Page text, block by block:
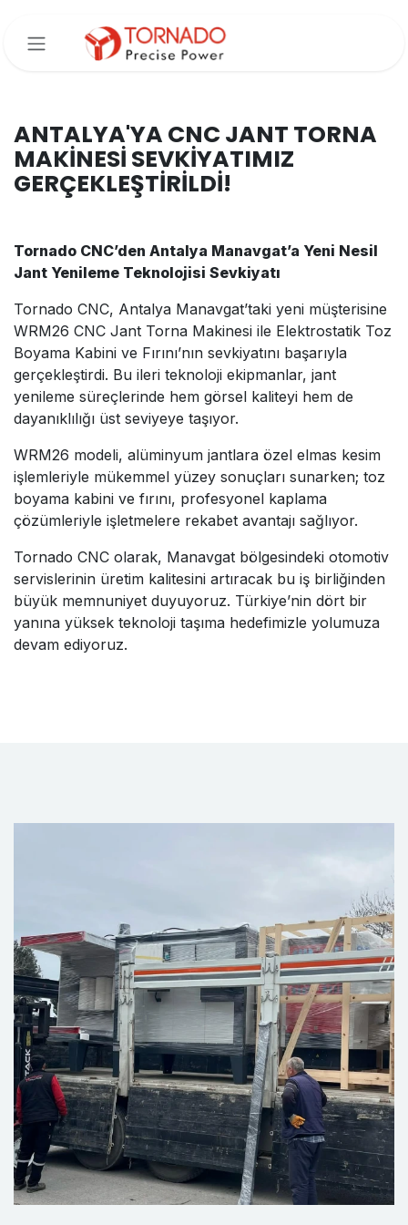
ANTALYA'YA CNC JANT TORNA
MAKİNESİ SEVKİYATIMIZ
GERÇEKLEŞTİRİLDİ!
Tornado CNC’den Antalya Manavgat’a Yeni Nesil
Jant Yenileme Teknolojisi Sevkiyatı
Tornado CNC, Antalya Manavgat’taki yeni müşterisine
WRM26 CNC Jant Torna Makinesi ile Elektrostatik Toz
Boyama Kabini ve Fırını’nın sevkiyatını başarıyla
gerçekleştirdi. Bu ileri teknoloji ekipmanlar, jant
yenileme süreçlerinde hem görsel kaliteyi hem de
dayanıklılığı üst seviyeye taşıyor.
WRM26 modeli, alüminyum jantlara özel elmas kesim
işlemleriyle mükemmel yüzey sonuçları sunarken; toz
boyama kabini ve fırını, profesyonel kaplama
çözümleriyle işletmelere rekabet avantajı sağlıyor.
Tornado CNC olarak, Manavgat bölgesindeki otomotiv
servislerinin üretim kalitesini artıracak bu iş birliğinden
büyük memnuniyet duyuyoruz. Türkiye’nin dört bir
yanına yüksek teknoloji taşıma hedefimizle yolumuza
devam ediyoruz.